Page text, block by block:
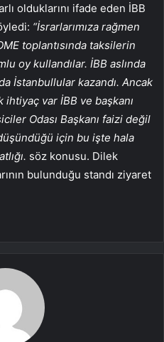
olduklarını ifade eden İBB
“İsrarlarımıza rağmen
toplantısında taksilerin
oy kullandılar. İBB aslında
İstanbullular kazandı. Ancak
var İBB ve başkanı
Odası Başkanı faizi değil
için bu işte hala
söz konusu. Dilek
bulunduğu standı ziyaret